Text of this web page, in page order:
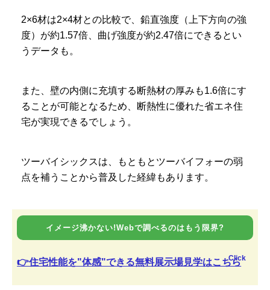
2×6材は2×4材との比較で、鉛直強度（上下方向の強
度）が約1.57倍、曲げ強度が約2.47倍にできるとい
うデータも。
また、壁の内側に充填する断熱材の厚みも1.6倍にす
ることが可能となるため、断熱性に優れた省エネ住
宅が実現できるでしょう。
ツーバイシックスは、もともとツーバイフォーの弱
点を補うことから普及した経緯もあります。
イメージ沸かない!Webで調べるのはもう限界?
👉住宅性能を"体感"できる無料展示場見学はこちら
Click